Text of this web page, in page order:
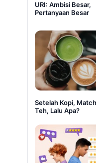
URI: Ambisi Besar,
Pertanyaan Besar
Setelah Kopi,
Teh, Lalu Apa?